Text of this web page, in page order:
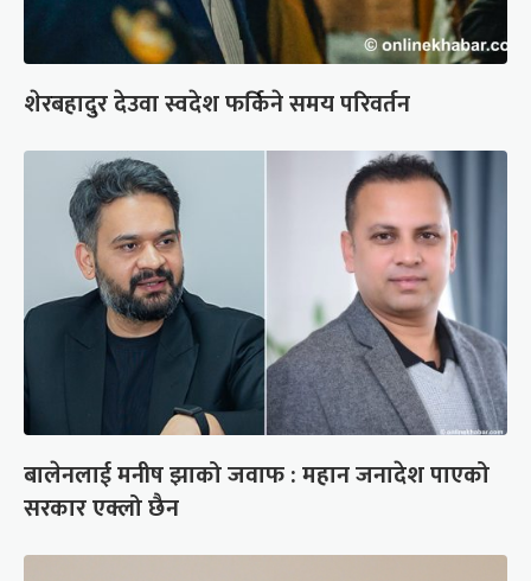
शेरबहादुर देउवा स्वदेश फर्किने समय परिवर्तन
बालेनलाई मनीष झाको जवाफ : महान जनादेश पाएको
सरकार एक्लो छैन